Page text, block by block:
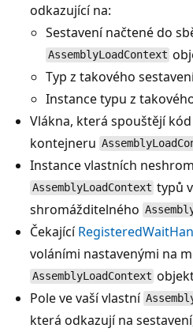
odkazující na:
Sestavení načtené do
AssemblyLoadContext
Typ z takového
Instance typu z
Vlákna, která spouštějí
kontejneru
Instance vlastních
AssemblyLoadContext typů
shromážditelného
Čekající
voláními nastavenými na
AssemblyLoadContext
Pole ve vaší vlastní
která odkazují na